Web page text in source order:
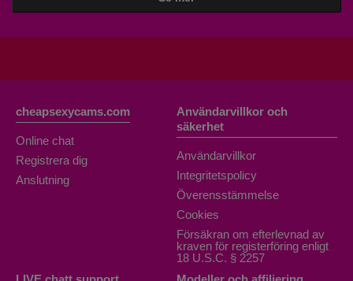
cheapsexycams.com
Online chat
Registrera dig
Anslutning
Användarvillkor och
säkerhet
Användarvillkor
Integritetspolicy
Överensstämmelse
Cookies
Försäkran om efterlevnad av
kraven för registerföring enligt
18 U.S.C. § 2257